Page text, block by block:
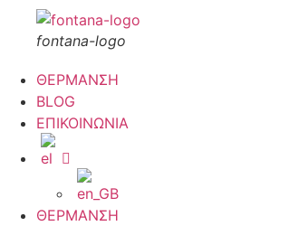
fontana-logo
ΘΕΡΜΑΝΣΗ
BLOG
ΕΠΙΚΟΙΝΩΝΙΑ
ΘΕΡΜΑΝΣΗ